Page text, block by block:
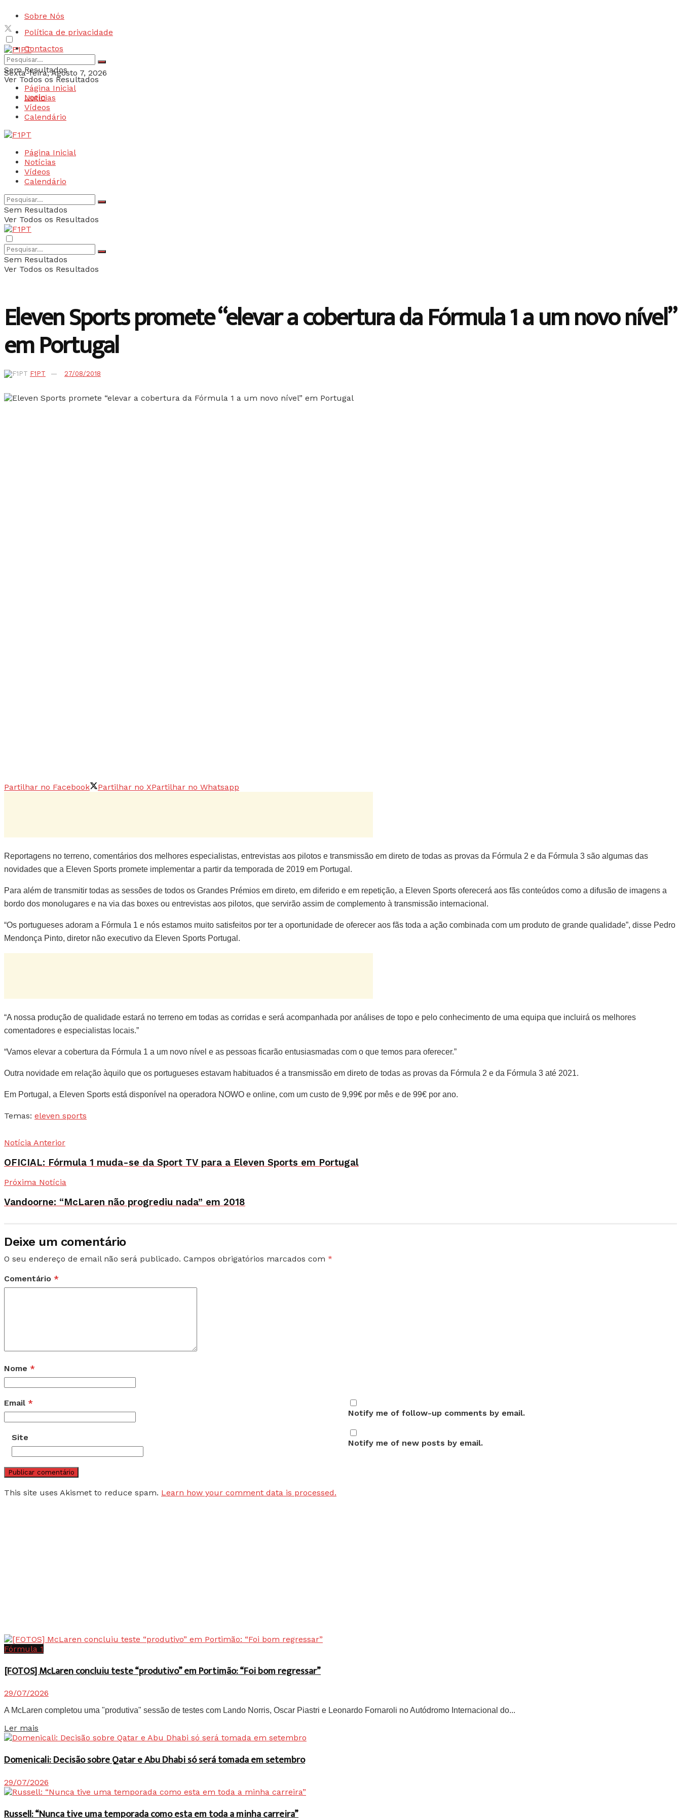
Sobre Nós
Política de privacidade
Contactos
Sexta-feira, Agosto 7, 2026
Login
Sem Resultados
Ver Todos os Resultados
Página Inicial
Notícias
Vídeos
Calendário
Página Inicial
Notícias
Vídeos
Calendário
Sem Resultados
Ver Todos os Resultados
Sem Resultados
Ver Todos os Resultados
Eleven Sports promete “elevar a cobertura da Fórmula 1 a um novo nível”
em Portugal
F1PT 27/08/2018
Partilhar no Facebook Partilhar no XPartilhar no Whatsapp
Reportagens no terreno, comentários dos melhores especialistas, entrevistas aos pilotos e transmissão em direto de todas as provas da Fórmula 2 e da Fórmula 3 são algumas das
novidades que a Eleven Sports promete implementar a partir da temporada de 2019 em Portugal.
Para além de transmitir todas as sessões de todos os Grandes Prémios em direto, em diferido e em repetição, a Eleven Sports oferecerá aos fãs conteúdos como a difusão de imagens a
bordo dos monolugares e na via das boxes ou entrevistas aos pilotos, que servirão assim de complemento à transmissão internacional.
“Os portugueses adoram a Fórmula 1 e nós estamos muito satisfeitos por ter a oportunidade de oferecer aos fãs toda a ação combinada com um produto de grande qualidade”, disse Pedro
Mendonça Pinto, diretor não executivo da Eleven Sports Portugal.
“A nossa produção de qualidade estará no terreno em todas as corridas e será acompanhada por análises de topo e pelo conhecimento de uma equipa que incluirá os melhores
comentadores e especialistas locais.”
“Vamos elevar a cobertura da Fórmula 1 a um novo nível e as pessoas ficarão entusiasmadas com o que temos para oferecer.”
Outra novidade em relação àquilo que os portugueses estavam habituados é a transmissão em direto de todas as provas da Fórmula 2 e da Fórmula 3 até 2021.
Em Portugal, a Eleven Sports está disponível na operadora NOWO e online, com um custo de 9,99€ por mês e de 99€ por ano.
Temas: eleven sports
Notícia Anterior
OFICIAL: Fórmula 1 muda-se da Sport TV para a Eleven Sports em Portugal
Próxima Notícia
Vandoorne: “McLaren não progrediu nada” em 2018
Deixe um comentário
O seu endereço de email não será publicado. Campos obrigatórios marcados com *
Comentário *
Nome *
Email *
Site
Notify me of follow-up comments by email.
Notify me of new posts by email.
This site uses Akismet to reduce spam. Learn how your comment data is processed.
Fórmula 1
[FOTOS] McLaren concluiu teste “produtivo” em Portimão: “Foi bom regressar”
29/07/2026
A McLaren completou uma "produtiva" sessão de testes com Lando Norris, Oscar Piastri e Leonardo Fornaroli no Autódromo Internacional do...
Ler mais
Domenicali: Decisão sobre Qatar e Abu Dhabi só será tomada em setembro
29/07/2026
Russell: “Nunca tive uma temporada como esta em toda a minha carreira”